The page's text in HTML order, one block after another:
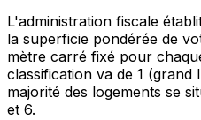
L'administration fiscale
la superficie pondérée de
mètre carré fixé pour
classification va de 1
majorité des logements se
et 6.